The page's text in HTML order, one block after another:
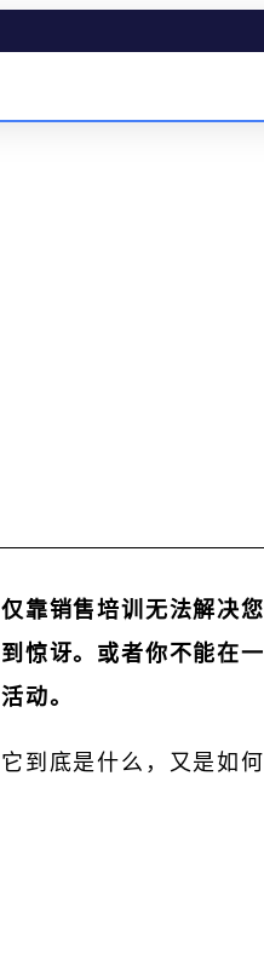
靠销售培训无法解决您
惊讶。或者你不能在一
动。
到底是什么，又是如何